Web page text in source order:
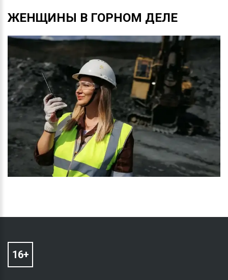
ЖЕНЩИНЫ В ГОРНОМ ДЕЛЕ